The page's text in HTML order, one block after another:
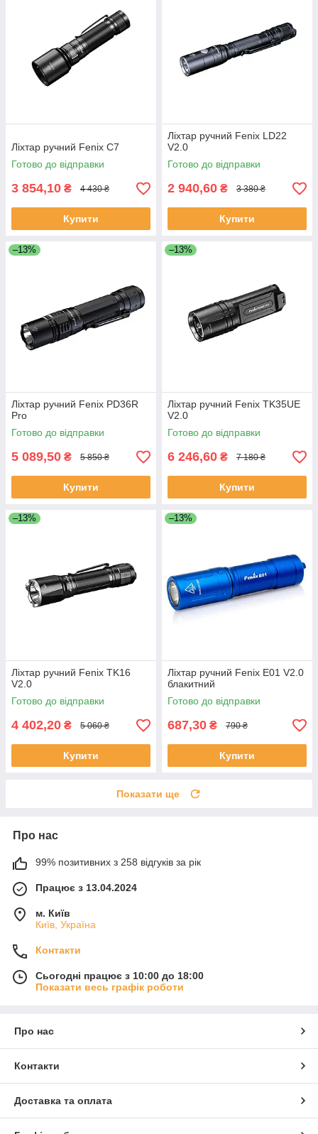
Ліхтар ручний Fenix C7
Готово до відправки
3 854,10 ₴ 4 430 ₴
Купити
Ліхтар ручний Fenix LD22
V2.0
Готово до відправки
2 940,60 ₴ 3 380 ₴
Купити
–13%
Ліхтар ручний Fenix PD36R
Pro
Готово до відправки
5 089,50 ₴ 5 850 ₴
Купити
–13%
Ліхтар ручний Fenix TK35UE
V2.0
Готово до відправки
6 246,60 ₴ 7 180 ₴
Купити
–13%
Ліхтар ручний Fenix TK16
V2.0
Готово до відправки
4 402,20 ₴ 5 060 ₴
Купити
–13%
Ліхтар ручний Fenix E01 V2.0
блакитний
Готово до відправки
687,30 ₴ 790 ₴
Купити
Показати ще
Про нас
99% позитивних з 258 відгуків за рік
Працює з 13.04.2024
м. Київ
Київ, Україна
Контакти
Сьогодні працює з 10:00 до 18:00
Показати весь графік роботи
Про нас
Контакти
Доставка та оплата